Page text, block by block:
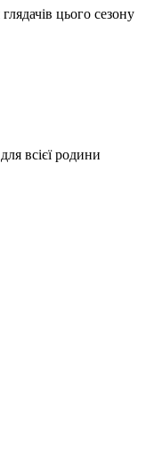
цього сезону
всієї родини